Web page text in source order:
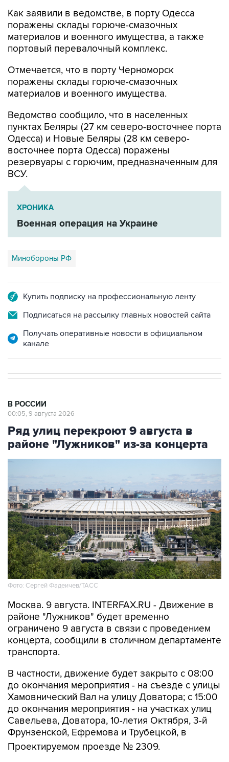
Как заявили в ведомстве, в порту Одесса
поражены склады горюче-смазочных
материалов и военного имущества, а также
портовый перевалочный комплекс.
Отмечается, что в порту Черноморск
поражены склады горюче-смазочных
материалов и военного имущества.
Ведомство сообщило, что в населенных
пунктах Беляры (27 км северо-восточнее порта
Одесса) и Новые Беляры (28 км северо-
восточнее порта Одесса) поражены
резервуары с горючим, предназначенным для
ВСУ.
ХРОНИКА
Военная операция на Украине
Минобороны РФ
Купить подписку на профессиональную ленту
Подписаться на рассылку главных новостей сайта
Получать оперативные новости в официальном
канале
В РОССИИ
00:05, 9 августа 2026
Ряд улиц перекроют 9 августа в
районе "Лужников" из-за концерта
Фото: Сергей Фадеичев/ТАСС
Москва. 9 августа. INTERFAX.RU - Движение в
районе "Лужников" будет временно
ограничено 9 августа в связи с проведением
концерта, сообщили в столичном департаменте
транспорта.
В частности, движение будет закрыто с 08:00
до окончания мероприятия - на съезде с улицы
Хамовнический Вал на улицу Доватора; с 15:00
до окончания мероприятия - на участках улиц
Савельева, Доватора, 10-летия Октября, 3-й
Фрунзенской, Ефремова и Трубецкой, в
Проектируемом проезде № 2309.